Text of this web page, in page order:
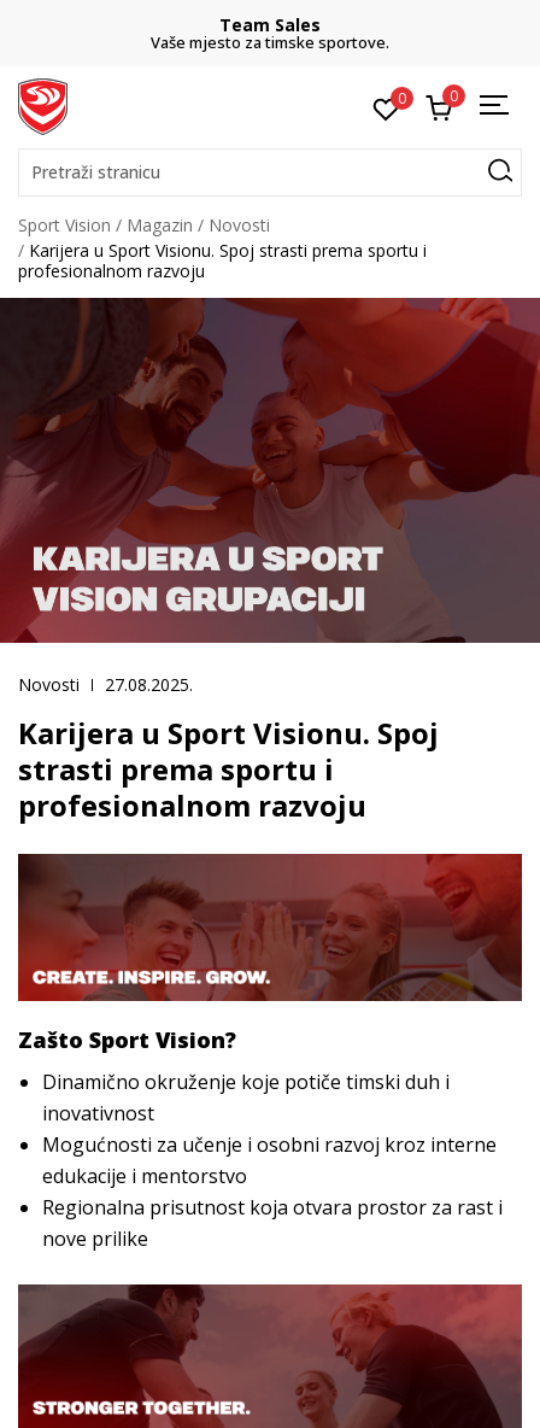
Team Sales
Vaše mjesto za timske sportove.
0 0
Pretraži stranicu
Sport Vision Magazin
Novosti
Karijera u Sport Visionu. Spoj strasti prema sportu i
profesionalnom razvoju
Novosti 27.08.2025.
Karijera u Sport Visionu. Spoj
strasti prema sportu i
profesionalnom razvoju
Zašto Sport Vision?
Dinamično okruženje koje potiče timski duh i
inovativnost
Mogućnosti za učenje i osobni razvoj kroz interne
edukacije i mentorstvo
Regionalna prisutnost koja otvara prostor za rast i
nove prilike